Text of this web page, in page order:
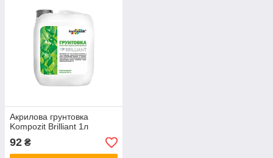
Акрилова грунтовка
Kompozit Brilliant 1л
92 ₴